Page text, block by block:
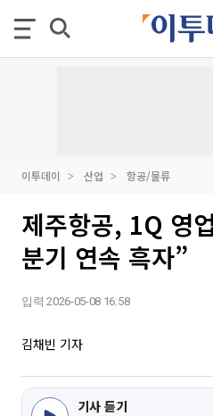
이투데이 산업 항공/물류
제주항공, 1Q 영
분기 연속 흑자”
입력 2026-05-08 16:58
김채빈 기자
기사 듣기